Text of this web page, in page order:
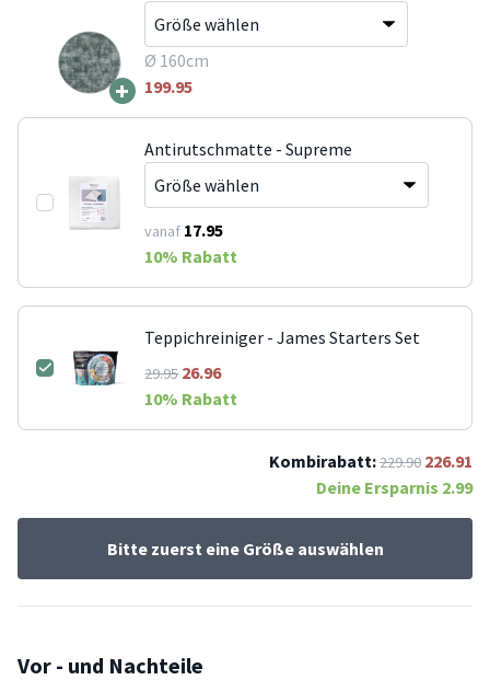
+
Ø 160cm
199.95
Antirutschmatte - Supreme
vanaf 17.95
10% Rabatt
Teppichreiniger - James Starters Set
29.9526.96
10% Rabatt
Kombirabatt:229.90 226.91
Deine Ersparnis 2.99
Bitte zuerst eine Größe auswählen
Vor - und Nachteile